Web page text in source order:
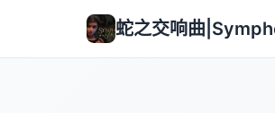
蛇之交响曲